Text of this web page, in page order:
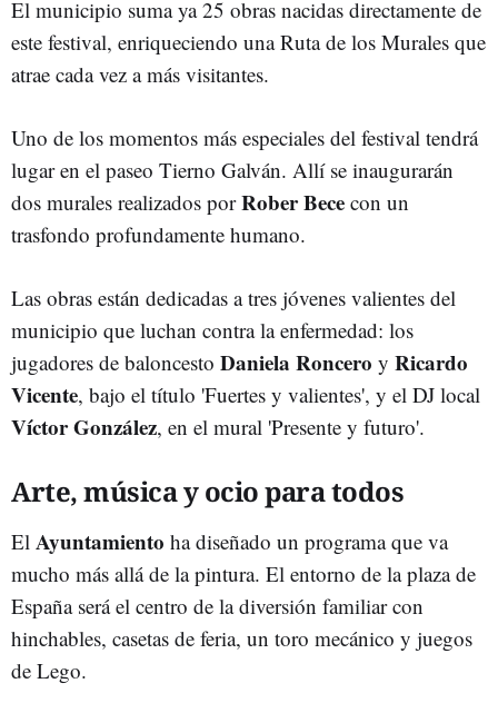
El municipio suma ya 25 obras nacidas directamente de
este festival, enriqueciendo una Ruta de los Murales que
atrae cada vez a más visitantes.
Uno de los momentos más especiales del festival tendrá
lugar en el paseo Tierno Galván. Allí se inaugurarán
dos murales realizados porRober Bece con un
trasfondo profundamente humano.
Las obras están dedicadas a tres jóvenes valientes del
municipio que luchan contra la enfermedad: los
jugadores de baloncesto Daniela Roncero y Ricardo
Vicente, bajo el título 'Fuertes y valientes', y el DJ local
Víctor González, en el mural 'Presente y futuro'.
Arte, música y ocio para todos
El Ayuntamiento ha diseñado un programa que va
mucho más allá de la pintura. El entorno de la plaza de
España será el centro de la diversión familiar con
hinchables, casetas de feria, un toro mecánico y juegos
de Lego.